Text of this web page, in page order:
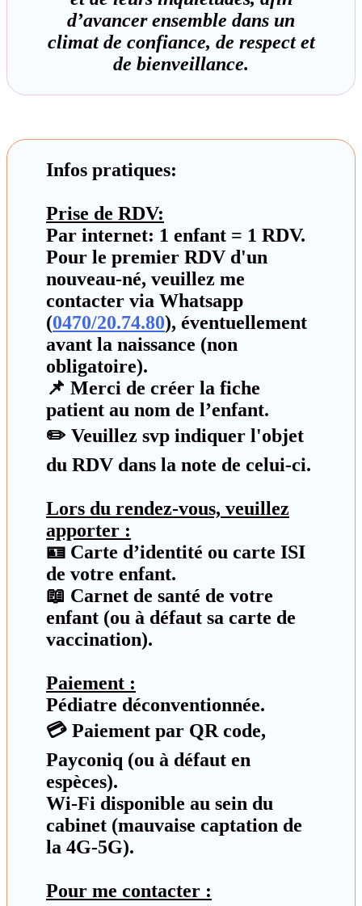
d’avancer ensemble dans un
climat de confiance, de respect et
de bienveillance.
Infos pratiques:
Prise de RDV:
Par internet: 1 enfant = 1 RDV.
Pour le premier RDV d'un
nouveau-né, veuillez me
contacter via Whatsapp
(0470/20.74.80), éventuellement
avant la naissance (non
obligatoire).
📌 Merci de créer la fiche
patient au nom de l’enfant.
✏️ Veuillez svp indiquer l'objet
du RDV dans la note de celui-ci.
Lors du rendez-vous, veuillez
apporter :
🪪 Carte d’identité ou carte ISI
de votre enfant.
📖 Carnet de santé de votre
enfant (ou à défaut sa carte de
vaccination).
Paiement :
Pédiatre déconventionnée.
💳 Paiement par QR code,
Payconiq (ou à défaut en
espèces).
Wi-Fi disponible au sein du
cabinet (mauvaise captation de
la 4G-5G).
Pour me contacter :